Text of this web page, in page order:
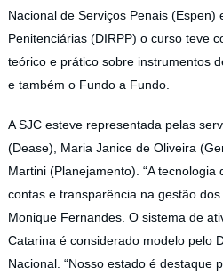
Nacional de Serviços Penais (Espen)
Penitenciárias (DIRPP) o curso teve
teórico e prático sobre instrumentos
e também o Fundo a Fundo.
A SJC esteve representada pelas
(Dease), Maria Janice de Oliveira
Martini (Planejamento). “A
contas e transparência na gestão
Monique Fernandes. O sistema de
Catarina é considerado modelo pelo
Nacional. “Nosso estado é destaque